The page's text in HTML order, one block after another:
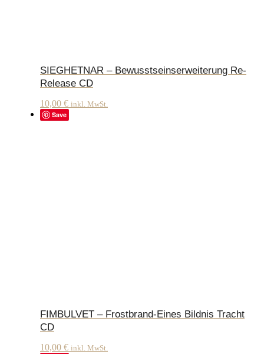
SIEGHETNAR – Bewusstseinserweiterung Re-
Release CD
10,00 € inkl. MwSt.
Save
FIMBULVET – Frostbrand-Eines Bildnis Tracht
CD
10,00 € inkl. MwSt.